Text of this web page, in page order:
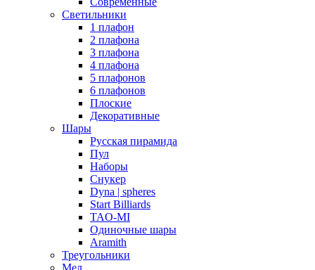
Светильники
1 плафон
2 плафона
3 плафона
4 плафона
5 плафонов
6 плафонов
Плоские
Декоративные
Шары
Русская пирамида
Пул
Наборы
Снукер
Dyna | spheres
Start Billiards
TAO-MI
Одиночные шары
Aramith
Треугольники